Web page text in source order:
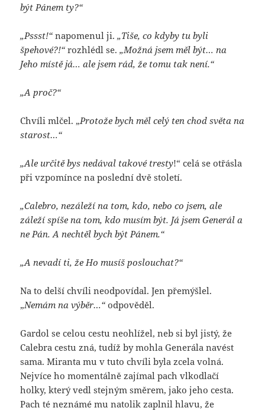
být Pánem ty?“
„Pssst!“napomenul ji.„Tiše, co kdyby tu byli
špehové?!“rozhlédl se. „Možná jsem měl být… na
Jeho místě já… ale jsem rád, že tomu tak není.“
„A proč?“
Chvíli mlčel. „Protože bych měl celý ten chod světa na
starost…“
„Ale určitě bys nedával takové tresty!“ celá se otřásla
při vzpomínce na poslední dvě století.
„Calebro, nezáleží na tom, kdo, nebo co jsem, ale
záleží spíše na tom, kdo musím být. Já jsem Generál a
ne Pán. A nechtěl bych být Pánem.“
„A nevadí ti, že Ho musíš poslouchat?“
Na to delší chvíli neodpovídal. Jen přemýšlel.
„Nemám na výběr…“odpověděl.
Gardol se celou cestu neohlížel, neb si byl jistý, že
Calebra cestu zná, tudíž by mohla Generála navést
sama. Miranta mu v tuto chvíli byla zcela volná.
Nejvíce ho momentálně zajímal pach vlkodlačí
holky, který vedl stejným směrem, jako jeho cesta.
Pach té neznámé mu natolik zaplnil hlavu, že